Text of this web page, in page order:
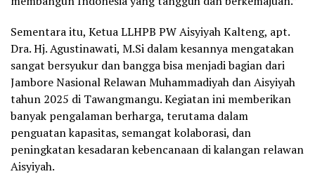
Sementara itu, Ketua LLHPB PW Aisyiyah Kalteng, apt.
Dra. Hj. Agustinawati, M.Si dalam kesannya mengatakan
sangat bersyukur dan bangga bisa menjadi bagian dari
Jambore Nasional Relawan Muhammadiyah dan Aisyiyah
tahun 2025 di Tawangmangu. Kegiatan ini memberikan
banyak pengalaman berharga, terutama dalam
penguatan kapasitas, semangat kolaborasi, dan
peningkatan kesadaran kebencanaan di kalangan relawan
Aisyiyah.